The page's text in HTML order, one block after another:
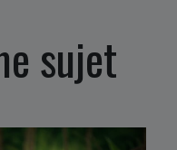
sujet